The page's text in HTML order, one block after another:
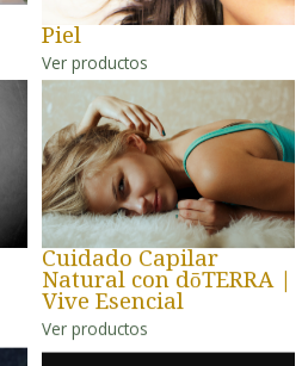
Piel
Ver productos
Cuidado Capilar
Natural con dōTERRA |
Vive Esencial
Ver productos